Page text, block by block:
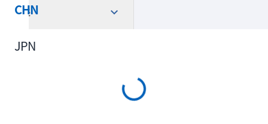
CHN
JPN
选择